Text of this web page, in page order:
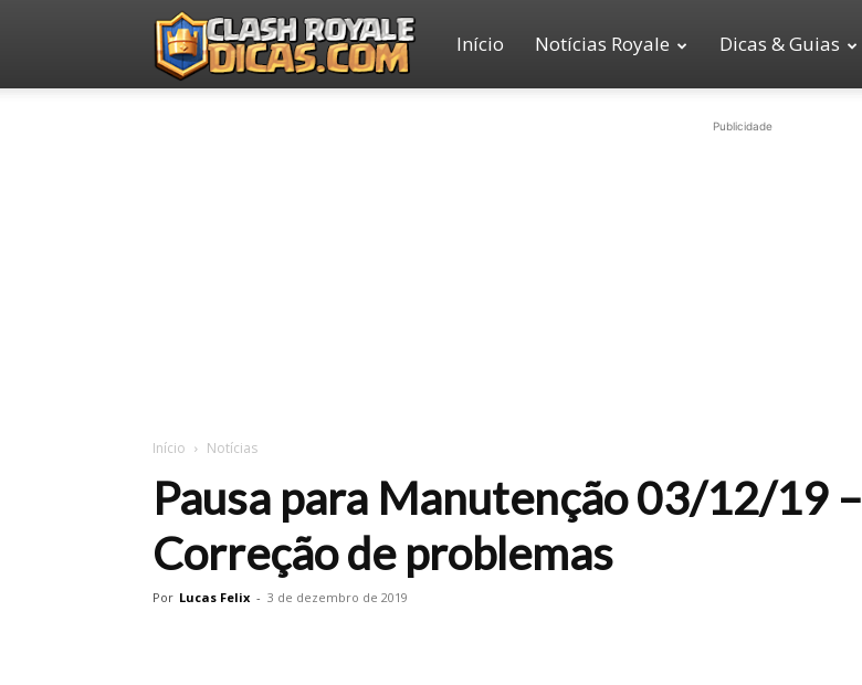
Clash
Início Notícias Royale Dicas & Guias
Publicidade
Início Notícias
Pausa para Manutenção 03/12/19 –
Correção de problemas
Por Lucas Felix - 3 de dezembro de 2019